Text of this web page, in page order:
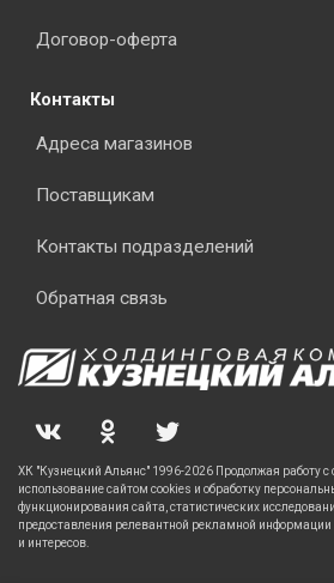
Договор-оферта
Контакты
Адреса магазинов
Поставщикам
Контакты подразделений
Обратная связь
ХК "Кузнецкий Альянс" 1996-2026 Продолжая работу с
использование сайтом cookies и обработку
функционирования сайта, статистических
предоставления релевантной рекламной информации
и интересов.